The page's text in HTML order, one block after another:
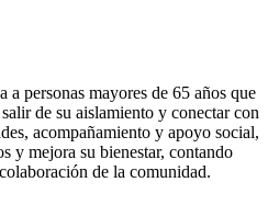
personas mayores de 65 años que
de su aislamiento y conectar con
acompañamiento y apoyo social,
y mejora su bienestar, contando
de la comunidad.